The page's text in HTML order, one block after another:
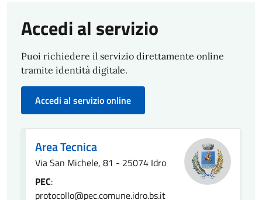
Accedi al servizio
Puoi richiedere il servizio direttamente online
tramite identità digitale.
Accedi al servizio online
Area Tecnica
Via San Michele, 81 - 25074 Idro
PEC:
protocollo@pec.comune.idro.bs.it